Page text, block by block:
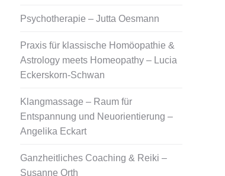
Psychotherapie – Jutta Oesmann
Praxis für klassische Homöopathie &
Astrology meets Homeopathy – Lucia
Eckerskorn-Schwan
Klangmassage – Raum für
Entspannung und Neuorientierung –
Angelika Eckart
Ganzheitliches Coaching & Reiki –
Susanne Orth